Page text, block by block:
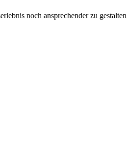
noch ansprechender zu